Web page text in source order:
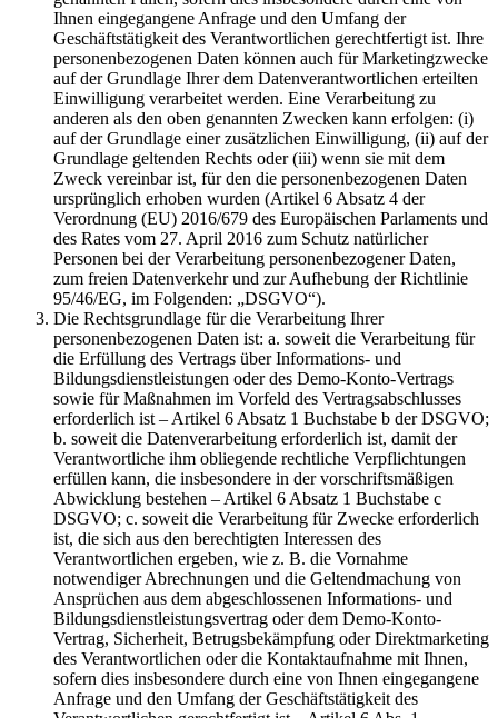
Ihnen eingegangene Anfrage und den Umfang der
Geschäftstätigkeit des Verantwortlichen gerechtfertigt ist. Ihre
personenbezogenen Daten können auch für Marketingzwecke
auf der Grundlage Ihrer dem Datenverantwortlichen erteilten
Einwilligung verarbeitet werden. Eine Verarbeitung zu
anderen als den oben genannten Zwecken kann erfolgen: (i)
auf der Grundlage einer zusätzlichen Einwilligung, (ii) auf der
Grundlage geltenden Rechts oder (iii) wenn sie mit dem
Zweck vereinbar ist, für den die personenbezogenen Daten
ursprünglich erhoben wurden (Artikel 6 Absatz 4 der
Verordnung (EU) 2016/679 des Europäischen Parlaments und
des Rates vom 27. April 2016 zum Schutz natürlicher
Personen bei der Verarbeitung personenbezogener Daten,
zum freien Datenverkehr und zur Aufhebung der Richtlinie
95/46/EG, im Folgenden: „DSGVO“).
Die Rechtsgrundlage für die Verarbeitung Ihrer
personenbezogenen Daten ist: a. soweit die Verarbeitung für
die Erfüllung des Vertrags über Informations- und
Bildungsdienstleistungen oder des Demo-Konto-Vertrags
sowie für Maßnahmen im Vorfeld des Vertragsabschlusses
erforderlich ist – Artikel 6 Absatz 1 Buchstabe b der DSGVO;
b. soweit die Datenverarbeitung erforderlich ist, damit der
Verantwortliche ihm obliegende rechtliche Verpflichtungen
erfüllen kann, die insbesondere in der vorschriftsmäßigen
Abwicklung bestehen – Artikel 6 Absatz 1 Buchstabe c
DSGVO; c. soweit die Verarbeitung für Zwecke erforderlich
ist, die sich aus den berechtigten Interessen des
Verantwortlichen ergeben, wie z. B. die Vornahme
notwendiger Abrechnungen und die Geltendmachung von
Ansprüchen aus dem abgeschlossenen Informations- und
Bildungsdienstleistungsvertrag oder dem Demo-Konto-
Vertrag, Sicherheit, Betrugsbekämpfung oder Direktmarketing
des Verantwortlichen oder die Kontaktaufnahme mit Ihnen,
sofern dies insbesondere durch eine von Ihnen eingegangene
Anfrage und den Umfang der Geschäftstätigkeit des